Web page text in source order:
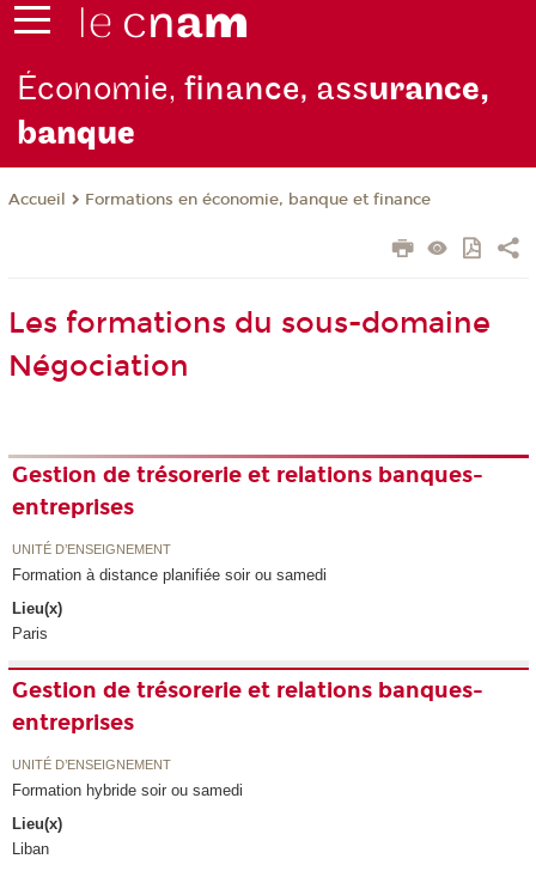
Économie,finance, assurance,
banque
Accueil Formations en économie, banque et finance
Les formations du sous-domaine
Négociation
Gestion de trésorerie et relations banques-
entreprises
UNITÉ D’ENSEIGNEMENT
Formation à distance planifiée soir ou samedi
Lieu(x)
Paris
Gestion de trésorerie et relations banques-
entreprises
UNITÉ D’ENSEIGNEMENT
Formation hybride soir ou samedi
Lieu(x)
Liban